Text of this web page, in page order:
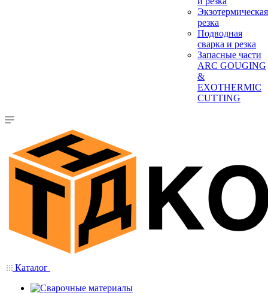
Экзотермическая
резка
Подводная
сварка и резка
Запасные части
ARC GOUGING
&
EXOTHERMIC
CUTTING
Каталог